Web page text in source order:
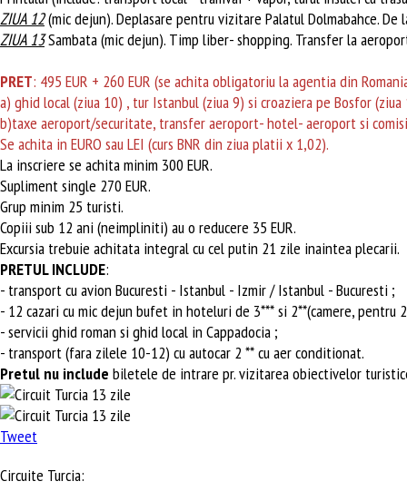
ZIUA 12(mic dejun). Deplasare pentru vizitare Palatul Dolmabahce.
ZIUA 13Sambata (mic dejun). Timp liber- shopping. Transfer la
PRET: 495 EUR + 260 EUR (se achita obligatoriu la agentia din
a) ghid local (ziua 10) , tur Istanbul (ziua 9) si croaziera pe Bosfor
b)taxe aeroport/securitate, transfer aeroport- hotel- aeroport si
Se achita in EURO sau LEI (curs BNR din ziua platii x 1,02).
La inscriere se achita minim 300 EUR.
Supliment single 270 EUR.
Grup minim 25 turisti.
Copiii sub 12 ani (neimpliniti) au o reducere 35 EUR.
Excursia trebuie achitata integral cu cel putin 21 zile inaintea plecarii.
PRETUL INCLUDE:
- transport cu avion Bucuresti - Istanbul - Izmir / Istanbul - Bucuresti ;
- 12 cazari cu mic dejun bufet in hoteluri de 3*** si 2**(camere, pentru
- servicii ghid roman si ghid local in Cappadocia ;
- transport (fara zilele 10-12) cu autocar 2 ** cu aer conditionat.
Pretul nu include biletele de intrare pr. vizitarea obiectivelor
Tweet
Circuite Turcia: